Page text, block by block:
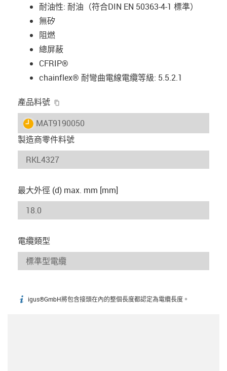
耐油性: 耐油（符合DIN EN 50363-4-1 標準）
無矽
阻燃
總屏蔽
CFRIP®
chainflex® 耐彎曲電線電纜等級: 5.5.2.1
產品料號
igus-icon-lieferzeit
MAT9190050
製造商零件料號
最大外徑 (d) max. mm [mm]
電纜類型
igus-icon-info
igus®GmbH將包含接頭在內的整個長度都認定為電纜長度。